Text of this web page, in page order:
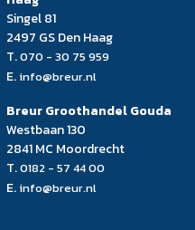
Singel 81
2497 GS Den Haag
T.070 - 30 75 959
E. info@breur.nl
Breur Groothandel Gouda
Westbaan 130
2841 MC Moordrecht
T.0182 - 57 44 00
E. info@breur.nl